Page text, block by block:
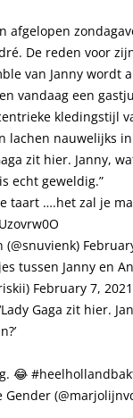
afgelopen
De reden voor
van Janny wordt
vandaag een
kledingstijl
lachen nauwelijks
zit hier. Janny,
echt geweldig.”
taart ….het zal je
tussen Janny en
February 7, 2021
Gaga zit hier.
😂